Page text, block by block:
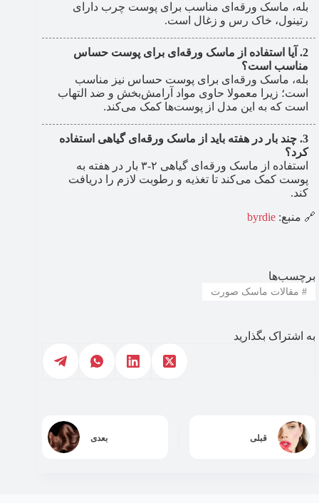
بله، ماسک ورقه‌ای مناسب برای پوست چرب دارای
رتینول، خاک رس و زغال است.
آیا استفاده از ماسک ورقه‌ای برای پوست حساس
مناسب است؟
بله، ماسک ورقه‌ای برای پوست حساس نیز مناسب
است؛ زیرا معمولا حاوی مواد آرامش‌بخش و ضد التهاب
است که به این مدل از پوست‌ها کمک می‌کند.
چند بار در هفته باید از ماسک ورقه‌ای گیاهی استفاده
کرد؟
استفاده از ماسک ورقه‌ای گیاهی ۲-۳ بار در هفته به
پوست کمک می‌کند تا تغذیه و رطوبت لازم را دریافت
کند.
🔗 منبع: byrdie
برچسب‌ها
#مقالات ماسک صورت
به اشتراک بگذارید
قبلی بعدی